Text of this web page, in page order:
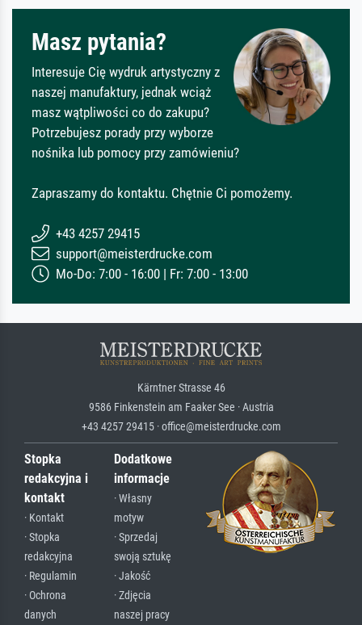
Masz pytania?
Interesuje Cię wydruk artystyczny z
naszej manufaktury, jednak wciąż
masz wątpliwości co do zakupu?
Potrzebujesz porady przy wyborze
nośnika lub pomocy przy zamówieniu?
Zapraszamy do kontaktu. Chętnie Ci pomożemy.
+43 4257 29415
support@meisterdrucke.com
Mo-Do: 7:00 - 16:00 | Fr: 7:00 - 13:00
Kärntner Strasse 46
9586 Finkenstein am Faaker See · Austria
+43 4257 29415 · office@meisterdrucke.com
Stopka
redakcyjna i
kontakt
· Kontakt
· Stopka
redakcyjna
· Regulamin
· Ochrona
danych
Dodatkowe
informacje
· Własny
motyw
· Sprzedaj
swoją sztukę
· Jakość
· Zdjęcia
naszej pracy